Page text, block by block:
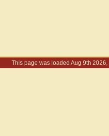
This page was loaded Aug 9th 2026,